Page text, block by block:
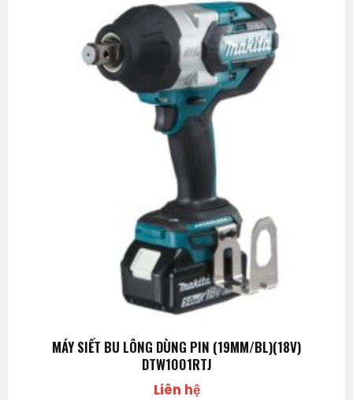
MÁY SIẾT BU LÔNG DÙNG PIN (19MM/BL)(18V)
DTW1001RTJ
Liên hệ